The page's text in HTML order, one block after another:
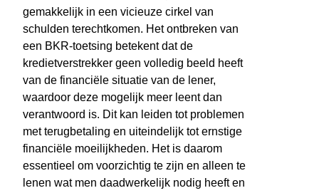
gemakkelijk in een vicieuze cirkel van
schulden terechtkomen. Het ontbreken van
een BKR-toetsing betekent dat de
kredietverstrekker geen volledig beeld heeft
van de financiële situatie van de lener,
waardoor deze mogelijk meer leent dan
verantwoord is. Dit kan leiden tot problemen
met terugbetaling en uiteindelijk tot ernstige
financiële moeilijkheden. Het is daarom
essentieel om voorzichtig te zijn en alleen te
lenen wat men daadwerkelijk nodig heeft en